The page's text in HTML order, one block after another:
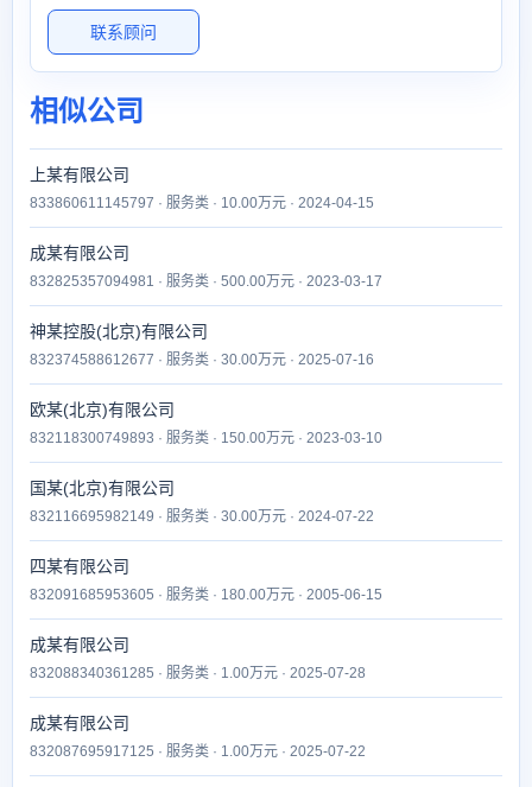
联系顾问
相似公司
上某有限公司
833860611145797 · 服务类 · 10.00万元 · 2024-04-15
成某有限公司
832825357094981 · 服务类 · 500.00万元 · 2023-03-17
神某控股(北京)有限公司
832374588612677 · 服务类 · 30.00万元 · 2025-07-16
欧某(北京)有限公司
832118300749893 · 服务类 · 150.00万元 · 2023-03-10
国某(北京)有限公司
832116695982149 · 服务类 · 30.00万元 · 2024-07-22
四某有限公司
832091685953605 · 服务类 · 180.00万元 · 2005-06-15
成某有限公司
832088340361285 · 服务类 · 1.00万元 · 2025-07-28
成某有限公司
832087695917125 · 服务类 · 1.00万元 · 2025-07-22